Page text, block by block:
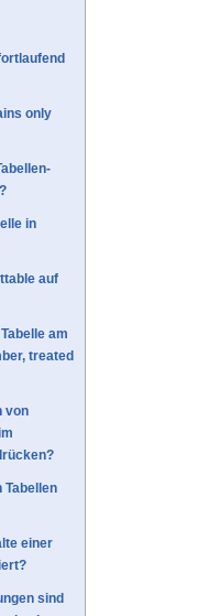
\\[1ex
only
in
auf
am
treated
von
Tabellen
einer
sind